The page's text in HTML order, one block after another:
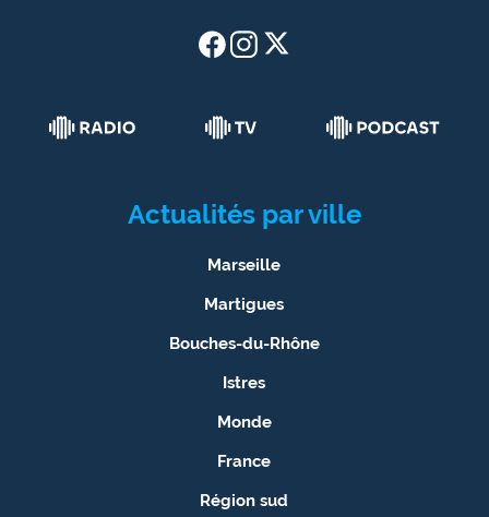
Actualités par ville
Marseille
Martigues
Bouches-du-Rhône
Istres
Monde
France
Région sud